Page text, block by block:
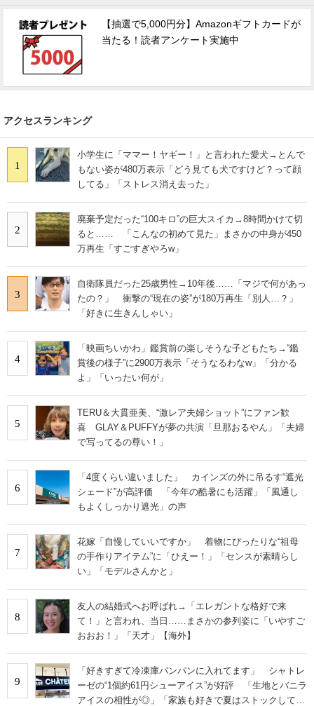
【抽選で5,000円分】Amazonギフトカードが
当たる！読者アンケート実施中
アクセスランキング
1
小学生に「ママー！ヤギー！」と言われた愛犬→とんで
もない姿が480万表示「どう見ても犬ですけど？って顔
してる」「ストレス消え去った」
2
廃棄予定だった“100キロ”の巨大スイカ→8時間かけて切
ると…… 「こんなの初めて見た」まさかの中身が450
万再生「すごすぎやろw」
3
自衛隊員だった25歳男性→10年後……「マジで何があっ
たの？」 衝撃の“現在の姿”が180万再生「別人…？」
「好きに生きんしゃい」
4
「映画ちいかわ」鑑賞前の楽しそうな子どもたち→“鑑
賞後の様子”に2900万表示「そうなるわなw」「分かる
よ」「いったい何が」
5
TERU＆大貫亜美、“激レア夫婦ショット”にファン歓
喜 GLAY＆PUFFYが夢の共演「旦那おるやん」「夫婦
で写ってるの尊い！」
6
「4度くらい違いました」 カインズの外に吊るす“遮光
シェード”が高評価 「今年の酷暑にも活躍」「風通し
もよくしっかり遮光」の声
7
花嫁「自慢していいですか」 着物にぴったりな“祖母
の手作りアイテム”に「ひえー！」「センスが素晴らし
い」「モデルさんかと」
8
友人の結婚式へお呼ばれ→「エレガントな格好で来
て！」と言われ、当日……まさかの参列姿に「いやすご
おおお！」「天才」【海外】
9
「好きすぎて冷凍庫パンパンに入れてます」 シャトレ
ーゼの“1個約61円シューアイス”が好評 「生地とバニラ
アイスの相性が◎」「家族も好きで夏はストックして